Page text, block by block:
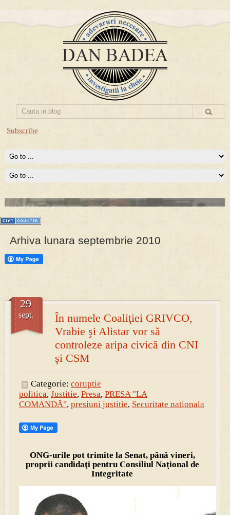
Subscribe
PRESA
Permise pentru vânătoarea de porci în costume, cu gulere albe
Prima mea carte publicata (Nemira)
Averea Presedintelui: prima lucrare despre controversatele
conturi secrete ale Securitatii.
Arhiva lunara septembrie 2010
În numele Coaliţiei GRIVCO,
Vrabie şi Alistar vor să
controleze aripa civică din CNI
şi CSM
29
sept.
Categorie: coruptie
politica, Justitie, Presa, PRESA "LA
COMANDĂ", presiuni justitie, Securitate nationala
ONG-urile pot trimite la Senat, până vineri,
proprii candidaţi pentru Consiliul Naţional de
Integritate